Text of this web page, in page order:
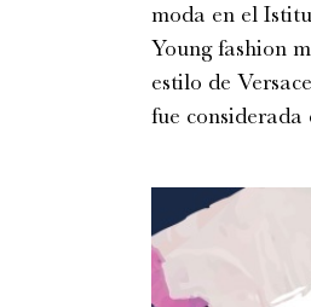
moda en el
Young fashion
estilo de
fue